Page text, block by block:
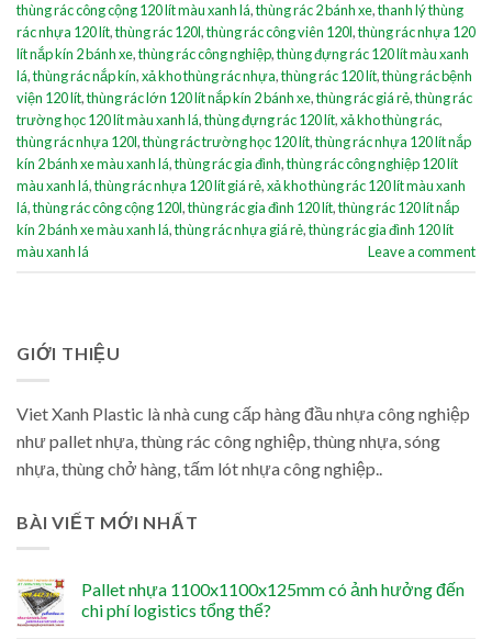
thùng rác công cộng 120 lít màu xanh lá,thùng rác 2 bánh xe,thanh lý thùng
rác nhựa 120 lít,thùng rác 120l,thùng rác công viên 120l,thùng rác nhựa 120
lít nắp kín 2 bánh xe,thùng rác công nghiệp,thùng đựng rác 120 lít màu xanh
lá,thùng rác nắp kín,xả kho thùng rác nhựa,thùng rác 120 lít,thùng rác bệnh
viện 120 lít,thùng rác lớn 120 lít nắp kín 2 bánh xe,thùng rác giá rẻ,thùng rác
trường học 120 lít màu xanh lá,thùng đựng rác 120 lít,xả kho thùng rác,
thùng rác nhựa 120l,thùng rác trường học 120 lít,thùng rác nhựa 120 lít nắp
kín 2 bánh xe màu xanh lá,thùng rác gia đình,thùng rác công nghiệp 120 lít
màu xanh lá,thùng rác nhựa 120 lít giá rẻ,xả kho thùng rác 120 lít màu xanh
lá,thùng rác công cộng 120l,thùng rác gia đình 120 lít,thùng rác 120 lít nắp
kín 2 bánh xe màu xanh lá,thùng rác nhựa giá rẻ,thùng rác gia đình 120 lít
màu xanh lá
Leave a comment
GIỚI THIỆU
Viet Xanh Plastic là nhà cung cấp hàng đầu nhựa công nghiệp
như pallet nhựa, thùng rác công nghiệp, thùng nhựa, sóng
nhựa, thùng chở hàng, tấm lót nhựa công nghiệp..
BÀI VIẾT MỚI NHẤT
Pallet nhựa 1100x1100x125mm có ảnh hưởng đến
chi phí logistics tổng thể?